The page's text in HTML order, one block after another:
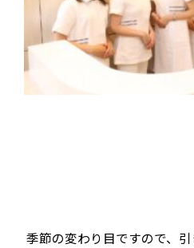
季節の変わり目ですので、